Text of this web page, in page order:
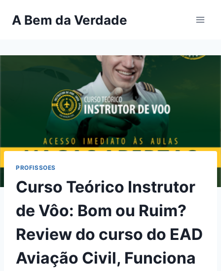
paraA Bem da Verdade
PROFISSOES
Curso Teórico Instrutor
de Vôo: Bom ou Ruim?
Review do curso do EAD
Aviação Civil, Funciona